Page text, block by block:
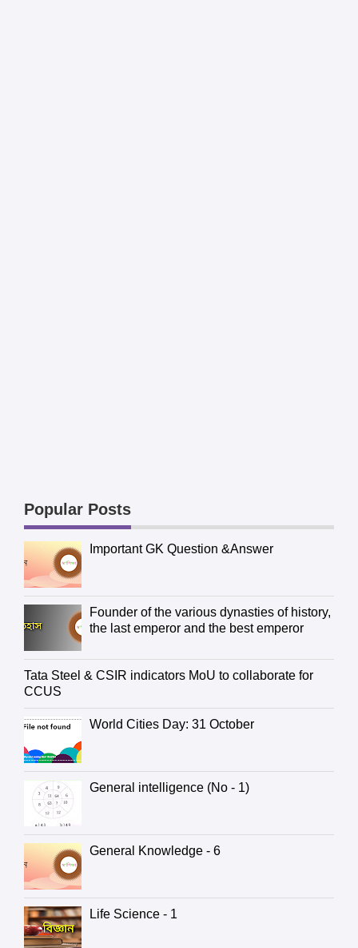
Popular Posts
Important GK Question &Answer
Founder of the various dynasties of history,
the last emperor and the best emperor
Tata Steel & CSIR indicators MoU to collaborate for
CCUS
World Cities Day: 31 October
General intelligence (No - 1)
General Knowledge - 6
Life Science - 1